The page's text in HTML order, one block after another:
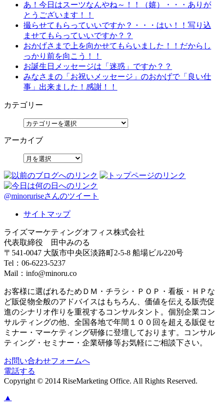
あ！今日はスーツなんやね～！！（嬉）・・・ありが
とうございます！！
撮らせてもらっていいですか？・・・はい！！写り込
ませてもらっていいですか？？
おかげさまで上を向かせてもらいました！！だからし
っかり前を向こう！！
お誕生日メッセージは「迷惑」ですか？？
みなさまの「お祝いメッセージ」のおかげで「良い仕
事」出来ました！感謝！！
カテゴリー
アーカイブ
@minoruriseさんのツイート
サイトマップ
ライズマーケティングオフィス株式会社
代表取締役 田中みのる
〒541-0047 大阪市中央区淡路町2-5-8 船場ビル220号
Tel：06-6223-5237
Mail：info@minoru.co
お客様に選ばれるためＤＭ・チラシ・ＰＯＰ・看板・ＨＰな
ど販促物全般のアドバイスはもちろん、価値を伝える販売促
進のシナリオ作りを重視するコンサルタント。個別企業コン
サルティングの他、全国各地で年間１００回を超える販促セ
ミナー・マーケティング研修に登壇しております。コンサル
ティング・セミナー・企業研修等お気軽にご相談下さい。
お問い合わせフォームへ
電話する
Copyright © 2014 RiseMarketing Office. All Rights Reserved.
▲